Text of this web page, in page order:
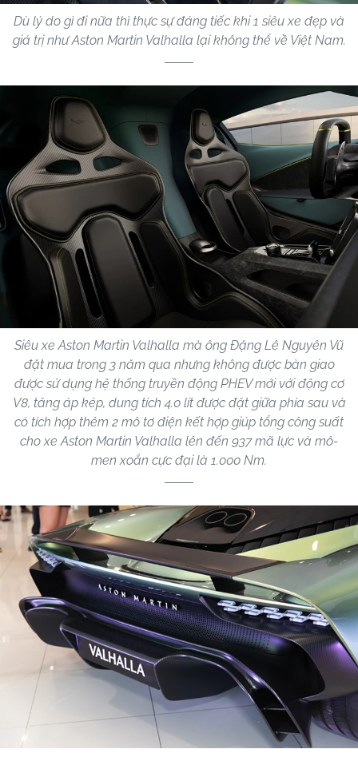
Dù lý do gì đi nữa thì thực sự đáng tiếc khi 1 siêu xe đẹp và
giá trị như Aston Martin Valhalla lại không thể về Việt Nam.
Siêu xe Aston Martin Valhalla mà ông Đặng Lê Nguyên Vũ
đặt mua trong 3 năm qua nhưng không được bàn giao
được sử dụng hệ thống truyền động PHEV mới với động cơ
V8, tăng áp kép, dung tích 4.0 lít được đặt giữa phía sau và
có tích hợp thêm 2 mô tơ điện kết hợp giúp tổng công suất
cho xe Aston Martin Valhalla lên đến 937 mã lực và mô-
men xoắn cực đại là 1.000 Nm.